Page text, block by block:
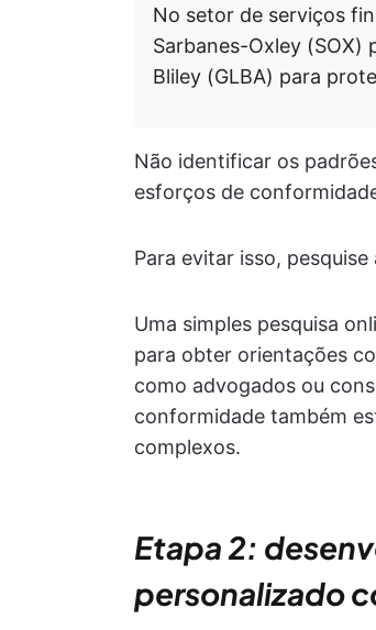
No setor de serviços
Sarbanes-Oxley (SOX)
Bliley (GLBA) para
Não identificar os
esforços de
Para evitar isso,
Uma simples pesquisa
para obter orientações
como advogados ou
conformidade também
complexos.
Etapa 2:
personalizado